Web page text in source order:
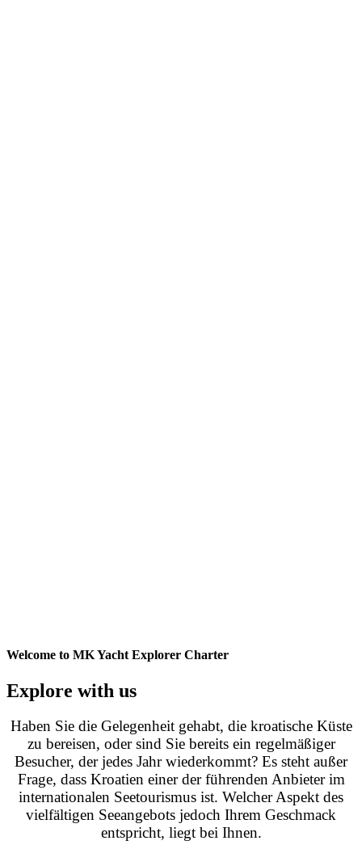
Welcome to MK Yacht Explorer Charter
Explore with us
Haben Sie die Gelegenheit gehabt, die kroatische Küste
zu bereisen, oder sind Sie bereits ein regelmäßiger
Besucher, der jedes Jahr wiederkommt? Es steht außer
Frage, dass Kroatien einer der führenden Anbieter im
internationalen Seetourismus ist. Welcher Aspekt des
vielfältigen Seeangebots jedoch Ihrem Geschmack
entspricht, liegt bei Ihnen.